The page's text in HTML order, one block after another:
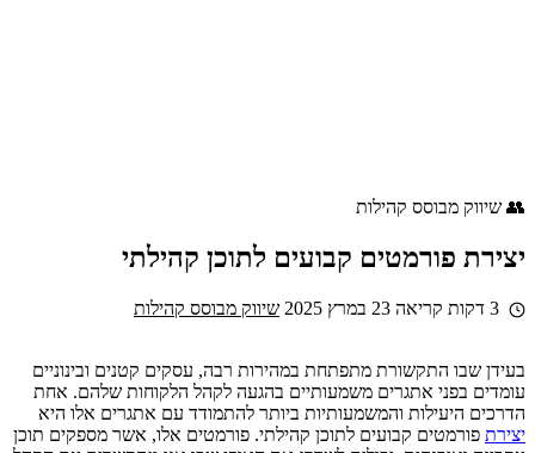
👥 שיווק מבוסס קהילות
יצירת פורמטים קבועים לתוכן קהילתי
23 במרץ 2025 שיווק מבוסס קהילות
בעידן שבו התקשורת מתפתחת במהירות רבה, עסקים קטנים ובינוניים
עומדים בפני אתגרים משמעותיים בהגעה לקהל הלקוחות שלהם. אחת
הדרכים היעילות והמשמעותיות ביותר להתמודד עם אתגרים אלו היא
יצירת פורמטים קבועים לתוכן קהילתי. פורמטים אלו, אשר מספקים תוכן